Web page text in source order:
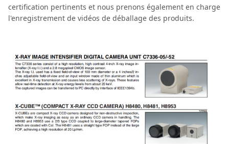
certification pertinents et nous prenons également en charge
l'enregistrement de vidéos de déballage des produits.